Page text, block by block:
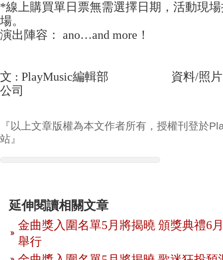
*線上購買單日票無需選擇日期，活動現
場。
演出陣容： ano…and more！
文 : PlayMusic編輯部 資料/照片 :
公司
『以上文章版權為本文作者所有，授權刊登於
站』
延伸閱讀相關文章
金曲獎入圍名單5月將揭曉 頒獎典禮6
舉行